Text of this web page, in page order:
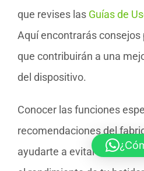
que revises las Guías de
Aquí encontrarás
que contribuirán a una
del dispositivo.
Conocer las funciones
recomendaciones del
ayudarte a evitar errores